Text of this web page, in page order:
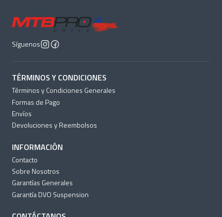
Síguenos
TÉRMINOS Y CONDICIONES
Términos y Condiciones Generales
Formas de Pago
Envíos
Devoluciones y Reembolsos
INFORMACIÓN
Contacto
Sobre Nosotros
Garantías Generales
Garantía DVO Suspension